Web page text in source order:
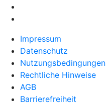
Impressum
Datenschutz
Nutzungsbedingungen
Rechtliche Hinweise
AGB
Barrierefreiheit